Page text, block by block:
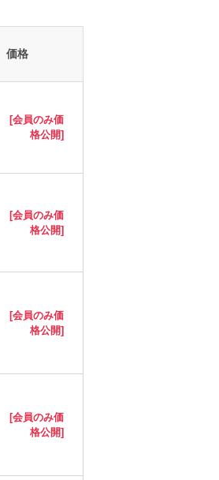
価格
[会員のみ価
格公開]
[会員のみ価
格公開]
[会員のみ価
格公開]
[会員のみ価
格公開]